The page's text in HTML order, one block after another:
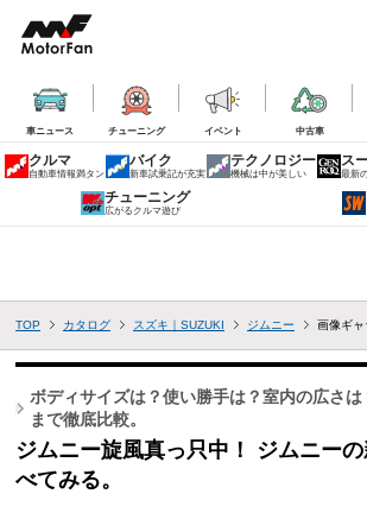
車ニュース チューニング イベント 中古車
クルマ
自動車情報満タン
バイク
新車試乗記が充実
テクノロジー
機械は中が美しい
ス
最新
チューニング
広がるクルマ遊び